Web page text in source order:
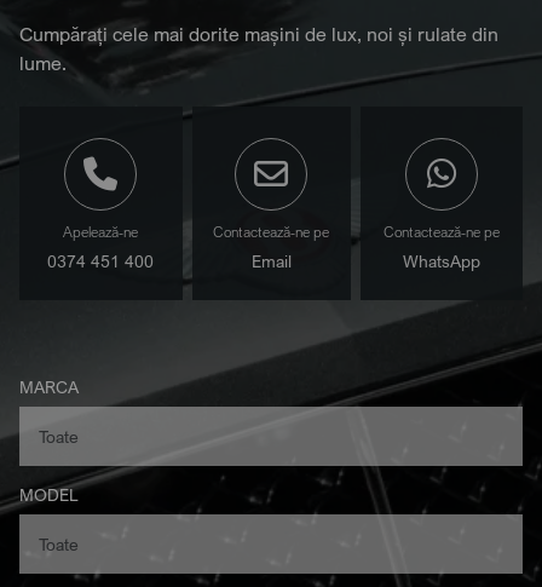
Cumpărați cele mai dorite mașini de lux, noi și rulate din
lume.
Apelează-ne
0374 451 400
Contactează-ne pe
Email
Contactează-ne pe
WhatsApp
MARCA
MODEL